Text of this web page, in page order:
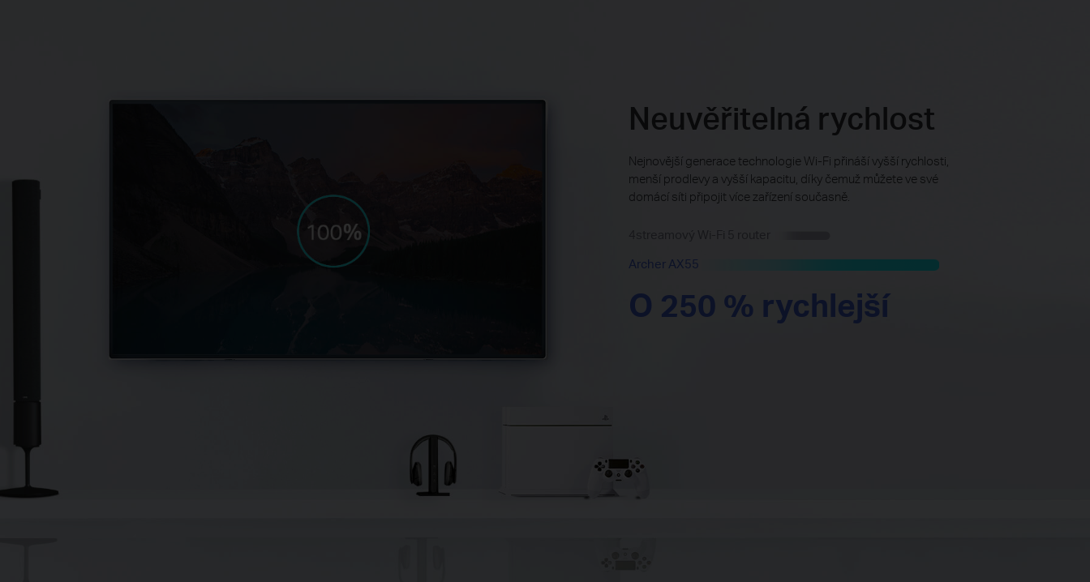
Neuvěřitelná rychlost
Nejnovější generace technologie Wi-Fi přináší vyšší rychlosti,
menší prodlevy a vyšší kapacitu, díky čemuž můžete ve své
domácí síti připojit více zařízení současně.
Archer AX55
O 250 % rychlejší